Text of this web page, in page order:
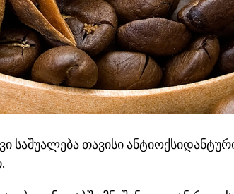
საშუალება თავისი